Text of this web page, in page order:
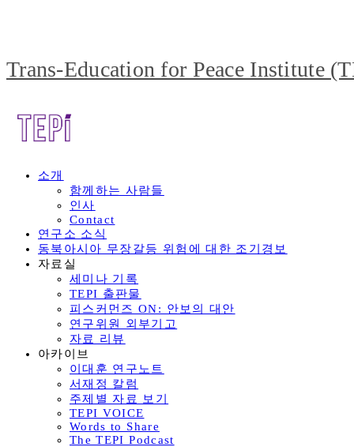
Trans-Education for Peace Institute
소개
함께하는 사람들
인사
Contact
연구소 소식
동북아시아 무장갈등 위험에 대한 조기경보
자료실
세미나 기록
TEPI 출판물
피스커먼즈 ON: 안보의 대안
연구위원 외부기고
자료 리뷰
아카이브
이대훈 연구노트
서재정 칼럼
주제별 자료 보기
TEPI VOICE
Words to Share
The TEPI Podcast